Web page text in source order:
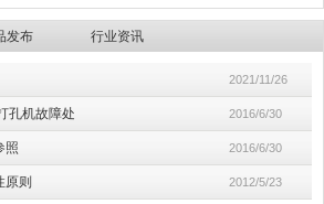
发布 行业资讯
2021/11/26
孔机故障处 2016/6/30
照 2016/6/30
原则 2012/5/23